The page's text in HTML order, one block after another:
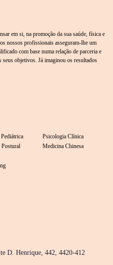
em si, na promoção da sua saúde, física e
nossos profissionais asseguram-lhe um
com base numa relação de parceria e
objetivos. Já imaginou os resultados
Postural
Psicologia Clínica
Medicina Chinesa
D. Henrique, 442, 4420-412